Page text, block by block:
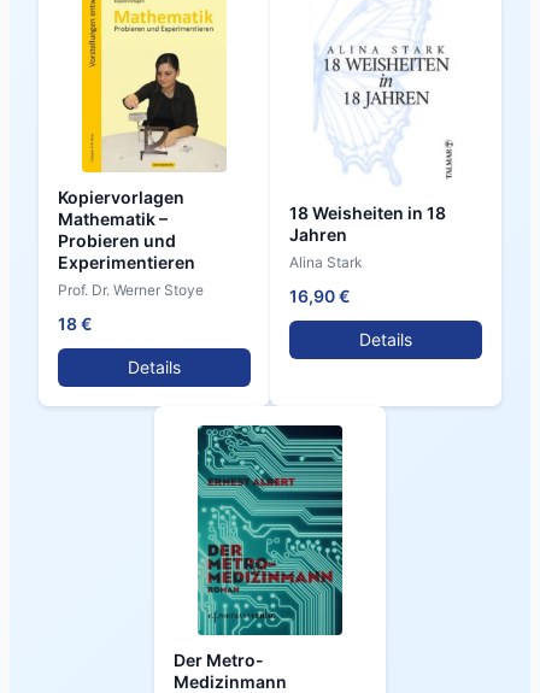
Kopiervorlagen
Mathematik –
Probieren und
Experimentieren
Prof. Dr. Werner Stoye
18 €
Details
18 Weisheiten in 18
Jahren
Alina Stark
16,90 €
Details
Der Metro-
Medizinmann